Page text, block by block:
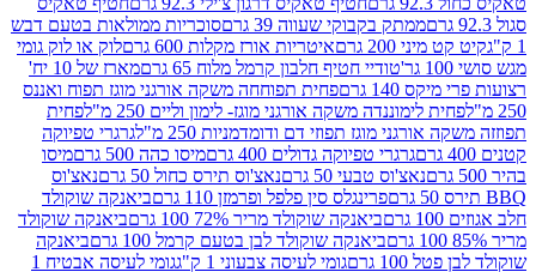
ממתק בקבוקי שעווה 39 גרם
סוכריות ממולאות בטעם דבש
200 גרם
איטריות אורז מקלות 600 גרם
לוק או לוק גומי
טודיי חטיף חלבון קרמל מלוח 65 גרם
מארז של 10 יח'
140 גרם
פחית תפוחחה משקה אורגני מוגז תפוח ואננס
לימוננדה משקה אורגני מוגז- לימון וליים 250 מ"ל
פחית
מוגז תפוזי דם ודומדמניות 250 מ"ל
גרגרי טפיוקה
גרגרי טפיוקה גדולים 400 גרם
מיסו כהה 500 גרם
מיסו
נאצ'וס טבעי 50 גרם
נאצ'וס תירס כחול 50 גרם
נאצ'וס
פרינגלס סין פלפל ופרמזן 110 גרם
ביאנקה שוקולד
ביאנקה שוקולד מריר 72% 100 גרם
ביאנקה שוקולד
ביאנקה שוקולד לבן בטעם קרמל 100 גרם
ביאנקה
גרם
גומי לעיסה צבעוני 1 ק"ג גומי לעיסה אבטיח 1